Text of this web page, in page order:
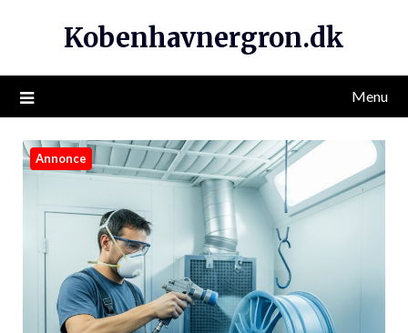
Kobenhavnergron.dk
Menu
Annonce